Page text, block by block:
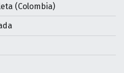
(Colombia)